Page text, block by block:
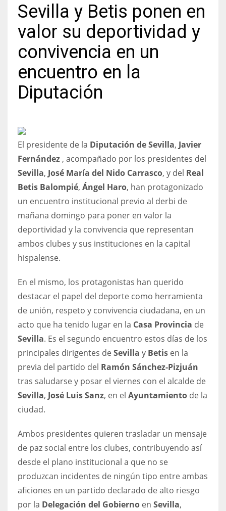
24
34
24
PIT
20
NYG
24
MIA
17
Sevilla y Betis ponen en
valor su deportividad y
convivencia en un
encuentro en la
Diputación
El presidente de la Diputación de Sevilla, Javier
Fernández , acompañado por los presidentes del
Sevilla, José María del Nido Carrasco, y del Real
Betis Balompié, Ángel Haro, han protagonizado
un encuentro institucional previo al derbi de
mañana domingo para poner en valor la
deportividad y la convivencia que representan
ambos clubes y sus instituciones en la capital
hispalense.
En el mismo, los protagonistas han querido
destacar el papel del deporte como herramienta
de unión, respeto y convivencia ciudadana, en un
acto que ha tenido lugar en la Casa Provincia de
Sevilla. Es el segundo encuentro estos días de los
principales dirigentes deSevilla y Betis en la
previa del partido del Ramón Sánchez-Pizjuán
tras saludarse y posar el viernes con el alcalde de
Sevilla, José Luis Sanz, en el Ayuntamiento de la
ciudad.
Ambos presidentes quieren trasladar un mensaje
de paz social entre los clubes, contribuyendo así
desde el plano institucional a que no se
produzcan incidentes de ningún tipo entre ambas
aficiones en un partido declarado de alto riesgo
por la Delegación del Gobierno en Sevilla,